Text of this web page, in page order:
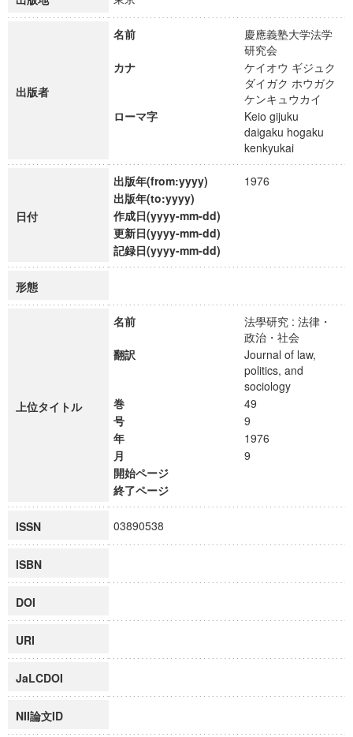
出版者
名前
慶應義塾大学法学
研究会
カナ
ケイオウ ギジュク
ダイガク ホウガク
ケンキュウカイ
ローマ字
Keio gijuku
daigaku hogaku
kenkyukai
日付
出版年(from:yyyy)
1976
出版年(to:yyyy)
作成日(yyyy-mm-dd)
更新日(yyyy-mm-dd)
記録日(yyyy-mm-dd)
形態
上位タイトル
名前
法學研究 : 法律・
政治・社会
翻訳
Journal of law,
politics, and
sociology
巻
49
号
9
年
1976
月
9
開始ページ
終了ページ
ISSN 03890538
ISBN
DOI
URI
JaLCDOI
NII論文ID